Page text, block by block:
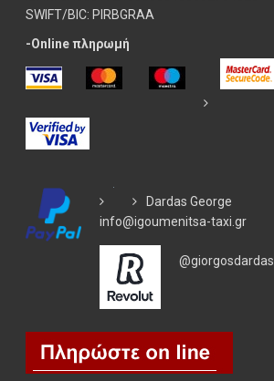
SWIFT/BIC: PIRBGRAA
-Online πληρωμή
Dardas George
info@igoumenitsa-taxi.gr
@giorgosdardas